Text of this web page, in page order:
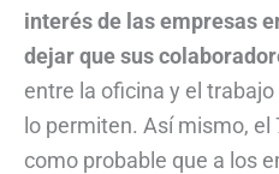
interés de las empresas
dejar que sus
entre la oficina y el
lo permiten. Así mismo, el
como probable que a los